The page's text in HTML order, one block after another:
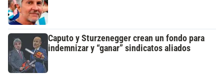
Caputo y Sturzenegger crean un fondo para
indemnizar y “ganar” sindicatos aliados